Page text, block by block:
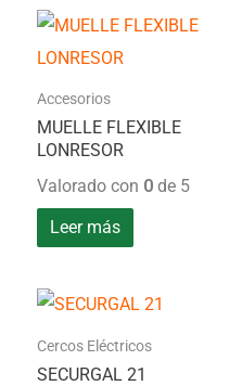
Accesorios
MUELLE FLEXIBLE
LONRESOR
Valorado con 0de 5
Leer más
Cercos Eléctricos
SECURGAL 21